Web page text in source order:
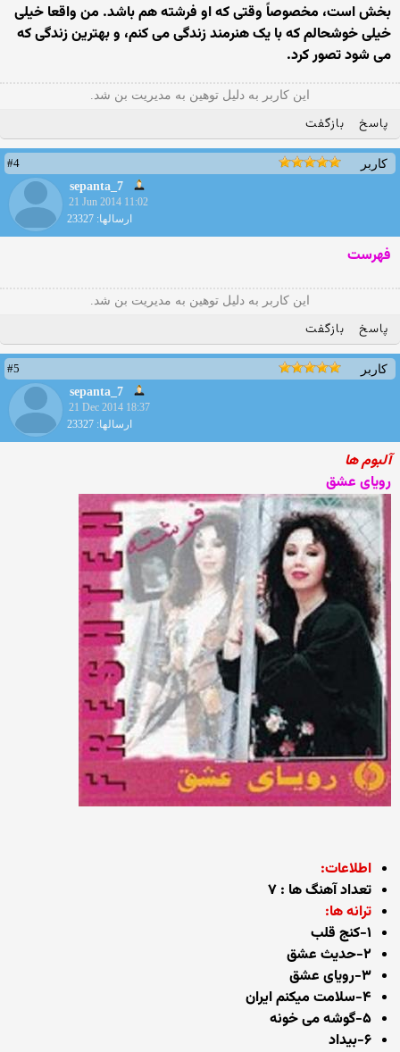
بخش است، مخصوصاً وقتی که او فرشته هم باشد. من واقعا خيلی
خيلی خوشحالم که با يک هنرمند زندگی می کنم، و بهترين زندگی که
می شود تصور کرد.
این کاربر به دلیل توهین به مدیریت بن شد.
پاسخ بازگفت
کاربر
#4
sepanta_7
21 Jun 2014 11:02
ارسالها: 23327
فهرست
این کاربر به دلیل توهین به مدیریت بن شد.
پاسخ بازگفت
کاربر
#5
sepanta_7
21 Dec 2014 18:37
ارسالها: 23327
آلبوم ها
رویای عشق
اطلاعات:
تعداد آهنگ ها : ۷
ترانه ها:
۱-کنج قلب
۲-حدیث عشق
۳-رویای عشق
۴-سلامت میکنم ایران
۵-گوشه می خونه
۶-بیداد